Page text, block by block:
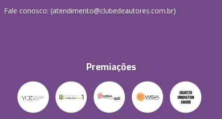
Fale conosco: (atendimento@clubedeautores.com.br)
Premiações